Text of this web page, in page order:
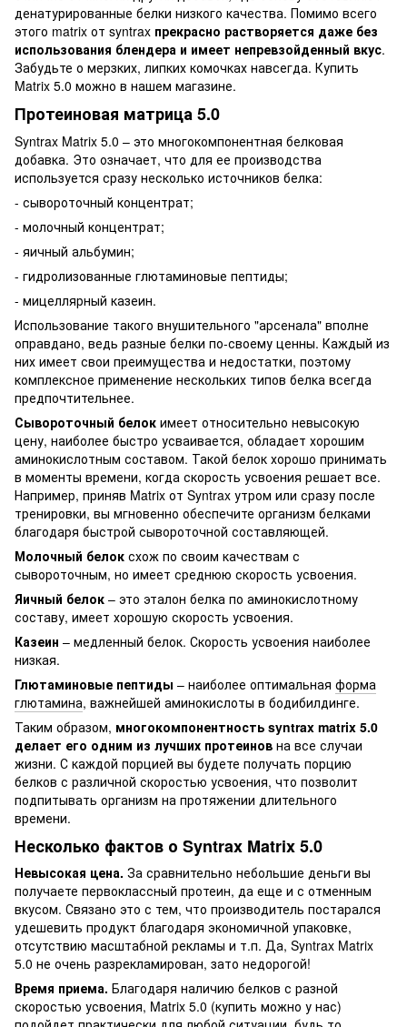
денатурированные белки низкого качества. Помимо всего
этого matrix от syntrax прекрасно растворяется даже без
использования блендера и имеет непревзойденный вкус.
Забудьте о мерзких, липких комочках навсегда. Купить
Matrix 5.0 можно в нашем магазине.
Протеиновая матрица 5.0
Syntrax Matrix 5.0 – это многокомпонентная белковая
добавка. Это означает, что для ее производства
используется сразу несколько источников белка:
- сывороточный концентрат;
- молочный концентрат;
- яичный альбумин;
- гидролизованные глютаминовые пептиды;
- мицеллярный казеин.
Использование такого внушительного "арсенала" вполне
оправдано, ведь разные белки по-своему ценны. Каждый из
них имеет свои преимущества и недостатки, поэтому
комплексное применение нескольких типов белка всегда
предпочтительнее.
Сывороточный белок имеет относительно невысокую
цену, наиболее быстро усваивается, обладает хорошим
аминокислотным составом. Такой белок хорошо принимать
в моменты времени, когда скорость усвоения решает все.
Например, приняв Matrix от Syntrax утром или сразу после
тренировки, вы мгновенно обеспечите организм белками
благодаря быстрой сывороточной составляющей.
Молочный белок схож по своим качествам с
сывороточным, но имеет среднюю скорость усвоения.
Яичный белок – это эталон белка по аминокислотному
составу, имеет хорошую скорость усвоения.
Казеин – медленный белок. Скорость усвоения наиболее
низкая.
Глютаминовые пептиды – наиболее оптимальная форма
глютамина, важнейшей аминокислоты в бодибилдинге.
Таким образом, многокомпонентность syntrax matrix 5.0
делает его одним из лучших протеинов на все случаи
жизни. С каждой порцией вы будете получать порцию
белков с различной скоростью усвоения, что позволит
подпитывать организм на протяжении длительного
времени.
Несколько фактов о Syntrax Matrix 5.0
Невысокая цена. За сравнительно небольшие деньги вы
получаете первоклассный протеин, да еще и с отменным
вкусом. Связано это с тем, что производитель постарался
удешевить продукт благодаря экономичной упаковке,
отсутствию масштабной рекламы и т.п. Да, Syntrax Matrix
5.0 не очень разрекламирован, зато недорогой!
Время приема. Благодаря наличию белков с разной
скоростью усвоения, Matrix 5.0 (купить можно у нас)